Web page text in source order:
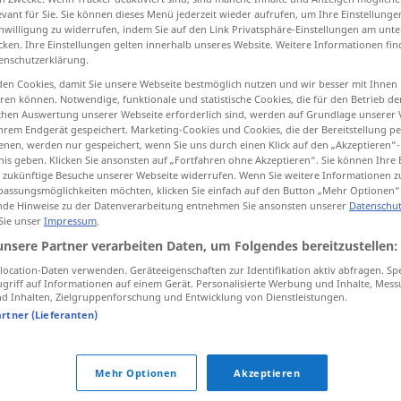
Beispiele...
verständlich deutlich
verständlichbegreiflich
sich verständlichmachen
für Sie. Sie können dieses Menü jederzeit wieder aufrufen, um Ihre
zu widerrufen, indem Sie auf den Link Privatsphäre-Einstellungen am
Ihre Einstellungen gelten innerhalb unseres Website. Weitere Informationen
Cookies, damit Sie unsere Webseite bestmöglich nutzen und wir besser mit Ihnen
können. Notwendige, funktionale und statistische Cookies, die für den Betrieb
Auswertung unserer Webseite erforderlich sind, werden auf Grundlage unserer
Endgerät gespeichert. Marketing-Cookies und Cookies, die der Bereitstellung
werden nur gespeichert, wenn Sie uns durch einen Klick auf den
geben. Klicken Sie ansonsten auf „Fortfahren ohne Akzeptieren“. Sie können Ihre
Besuche unserer Webseite widerrufen. Wenn Sie weitere Informationen
möchten, klicken Sie einfach auf den Button „Mehr Optionen“.
Hinweise zu der Datenverarbeitung entnehmen Sie ansonsten unserer
unser Impressum.
Partner verarbeiten Daten, um Folgendes bereitzustellen:
Daten verwenden. Geräteeigenschaften zur Identifikation aktiv abfragen.
auf Informationen auf einem Gerät. Personalisierte Werbung und Inhalte,
Inhalten, Zielgruppenforschung und Entwicklung von Dienstleistungen.
(Lieferanten)
Mehr Optionen Akzeptieren